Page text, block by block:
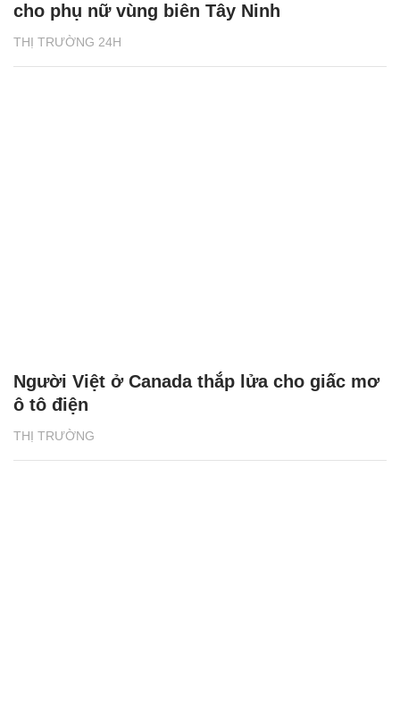
THỊ TRƯỜNG 24H
cho phụ nữ vùng biên Tây Ninh
THỊ TRƯỜNG
Người Việt ở Canada thắp lửa cho giấc mơ
ô tô điện